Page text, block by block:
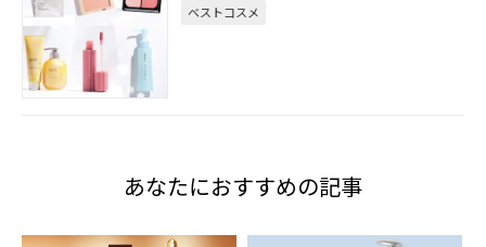
ベストコスメ
あなたにおすすめの記事